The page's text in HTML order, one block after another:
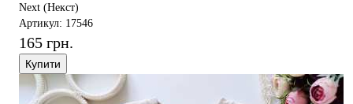
Next (Некст)
Артикул: 17546
165 грн.
Купити